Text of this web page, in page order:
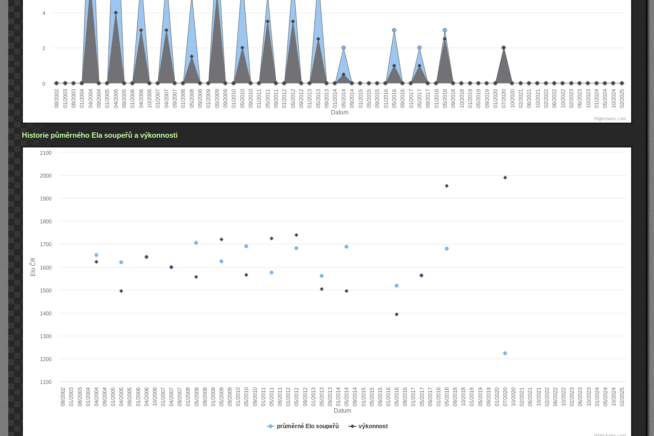
Datum
08/2002 01/2003 08/2003 01/2004 04/2004 09/2004 01/2005 04/2005 09/2005 01/2006 04/2006 10/2006 01/2007 04/2007 09/2007 01/2008 05/2008 09/2008 01/2009 05/2009 09/2009 01/2010 05/2010 09/2010 01/2011 05/2011 09/2011 01/2012 05/2012 09/2012 01/2013 05/2013 09/2013 01/2014 05/2014 09/2014 01/2015 05/2015 09/2015 01/2016 05/2016 09/2016 01/2017 05/2017 09/2017 01/2018 05/2018 09/2018 10/2018 01/2019 05/2019 09/2019 01/2020 07/2020 10/2020 02/2021 06/2021 10/2021 02/2022 06/2022 10/2022 02/2023 06/2023 10/2023 01/2024 05/2024 10/2024 02/2025
0
2
4
Highcharts.com
Historie půměrného Ela soupeřů a výkonnosti
Datum
Elo ČR
průměrné Elo soupeřů výkonnost
08/2002 01/2003 08/2003 01/2004 04/2004 09/2004 01/2005 04/2005 09/2005 01/2006 04/2006 10/2006 01/2007 04/2007 09/2007 01/2008 05/2008 09/2008 01/2009 05/2009 09/2009 01/2010 05/2010 09/2010 01/2011 05/2011 09/2011 01/2012 05/2012 09/2012 01/2013 05/2013 09/2013 01/2014 05/2014 09/2014 01/2015 05/2015 09/2015 01/2016 05/2016 09/2016 01/2017 05/2017 09/2017 01/2018 05/2018 09/2018 10/2018 01/2019 05/2019 09/2019 01/2020 07/2020 10/2020 02/2021 06/2021 10/2021 02/2022 06/2022 10/2022 02/2023 06/2023 10/2023 01/2024 05/2024 10/2024 02/2025
1100
1200
1300
1400
1500
1600
1700
1800
1900
2000
2100